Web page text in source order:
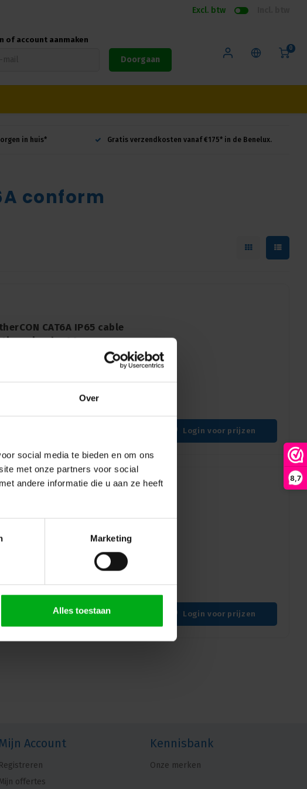
Over
social media te bieden en om ons
met onze partners voor social
andere informatie die u aan ze heeft
Marketing
Alles toestaan
8,7
Excl. btw
of account aanmaken
Doorgaan
0
in huis* Gratis verzendkosten vanaf €175* in de Benelux.
conform
CAT6A IP65 cable
wire d<=1.1mm
en duurzame IP65-bescherming voor
Login voor prijzen
NE8MX6: Ontdek de kracht van
met nikkelisolatie voor
betrouwbare CAT6A-prestaties met
voor veeleisende omgevingen.
Login voor prijzen
Account
Registreren
offertes
Kennisbank
Onze merken